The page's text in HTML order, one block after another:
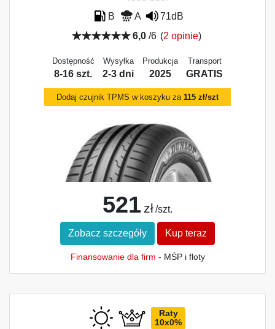
B A
71dB
6,0/6 (2 opinie)
Dostępność
8-16 szt.
Wysyłka
2-3 dni
Produkcja
2025
Transport
GRATIS
Dodaj czujnik TPMS w koszyku za 115 zł/szt
521 zł /szt.
Zobacz szczegóły Kup teraz
Finansowanie dla firm - MŚP i floty
Raty
10x0%